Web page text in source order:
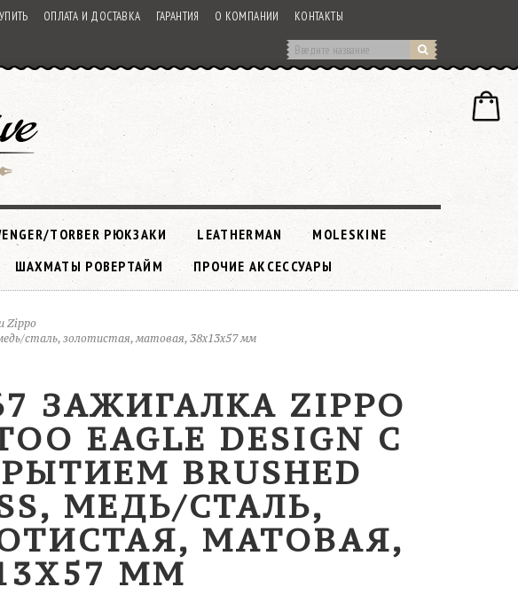
ОПЛАТА И ДОСТАВКА ГАРАНТИЯ О КОМПАНИИ КОНТАКТЫ
TORBER РЮКЗАКИ LEATHERMAN
MOLESKINE
ШАХМАТЫ РОВЕРТАЙМ ПРОЧИЕ АКСЕССУАРЫ
Zippo
сталь, золотистая, матовая, 38x13x57 мм
ЗАЖИГАЛКА ZIPPO
EAGLE DESIGN С
BRUSHED
МЕДЬ/СТАЛЬ,
МАТОВАЯ,
ММ